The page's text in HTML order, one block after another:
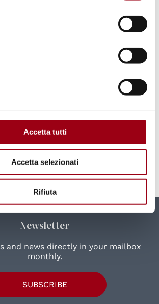
Accetta tutti
Accetta selezionati
Rifiuta
Who You Are -
Displacement”
in Berlin
Newsletter
and news directly in your mailbox
monthly.
SUBSCRIBE